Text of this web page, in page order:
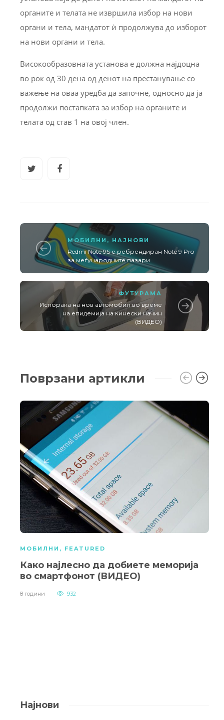
органите и телата не извршила избор на нови
органи и тела, мандатот ѝ продолжува до изборот
на нови органи и тела.
Високообразовната установа е должна најдоцна
во рок од 30 дена од денот на престанување со
важење на оваа уредба да започне, односно да ја
продолжи постапката за избор на органите и
телата од став 1 на овој член.
МОБИЛНИ , НАЈНОВИ
Redmi Note 9S е ребрендиран Note 9 Pro
за меѓународните пазари
ФУТУРАМА
Испорака на нов автомобил во време
на епидемија на кинески начин
(ВИДЕО)
Поврзани артикли
МОБИЛНИ , FEATURED
Како најлесно да добиете меморија
во смартфонот (ВИДЕО)
8 години 932
Најнови